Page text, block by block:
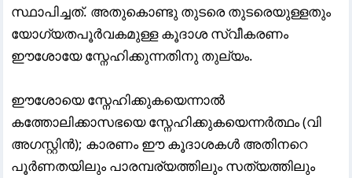
സ്ഥാപിച്ചത്. അതുകൊണ്ടു തുടരെ തുടരെയുള്ളതും
യോഗ്യതപൂർവകമുള്ള കൂദാശ സ്വീകരണം
ഈശോയേ സ്നേഹിക്കുന്നതിനു തുല്യം.
ഈശോയെ സ്നേഹിക്കുകയെന്നാൽ
കത്തോലിക്കാസഭയെ സ്നേഹിക്കുകയെന്നർത്ഥം (വി
അഗസ്റ്റിൻ); കാരണം ഈ കൂദാശകൾ അതിനറെ
പൂർണതയിലും പാരമ്പര്യത്തിലും സത്യത്തിലും